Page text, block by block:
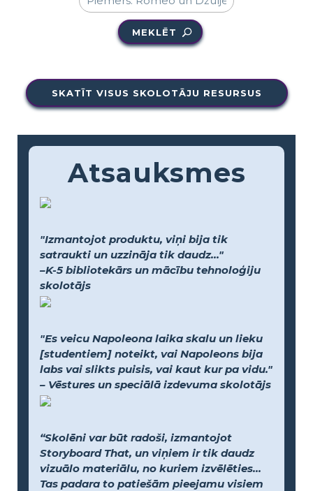
MEKLĒT
SKATĪT VISUS SKOLOTĀJU RESURSUS
Atsauksmes
"Izmantojot produktu, viņi bija tik
satraukti un uzzināja tik daudz..."
–K-5 bibliotekārs un mācību tehnoloģiju
skolotājs
"Es veicu Napoleona laika skalu un lieku
[studentiem] noteikt, vai Napoleons bija
labs vai slikts puisis, vai kaut kur pa vidu."
– Vēstures un speciālā izdevuma skolotājs
“Skolēni var būt radoši, izmantojot
Storyboard That, un viņiem ir tik daudz
vizuālo materiālu, no kuriem izvēlēties...
Tas padara to patiešām pieejamu visiem